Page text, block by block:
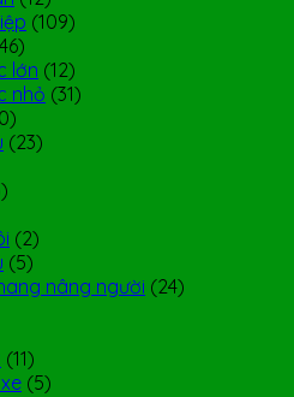
(109)
lớn (12)
nhỏ (31)
(23)
(2)
(5)
nâng người (24)
(11)
(5)